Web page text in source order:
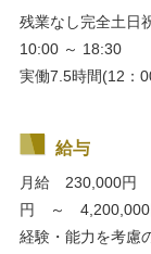
残業なし完全土日
10:00 ～ 18:30
実働7.5時間(12：
給与
月給 230,000円
円 ～ 4,200,000
経験・能力を考慮